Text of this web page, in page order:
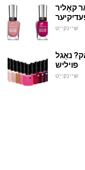
מאַטש איז: 10 יאָר קאָליר
שיינקייַט
נאָגל
פויליש
שיינקייַט